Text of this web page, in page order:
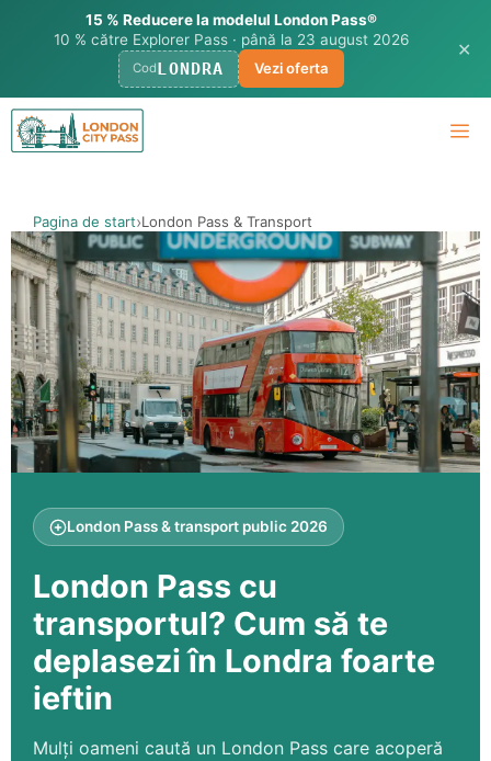
15 % Reducere la modelul London Pass®
10 % către Explorer Pass · până la 23 august 2026
CodLONDRA Vezi oferta
✕
Treci
Pagina de start London Pass & Transport
London Pass & transport public 2026
London Pass cu
transportul? Cum să te
deplasezi în Londra foarte
ieftin
Mulți oameni caută un London Pass care acoperă